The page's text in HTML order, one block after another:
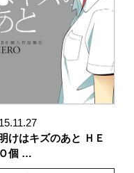
けはキズのあと ＨＥ
個 …